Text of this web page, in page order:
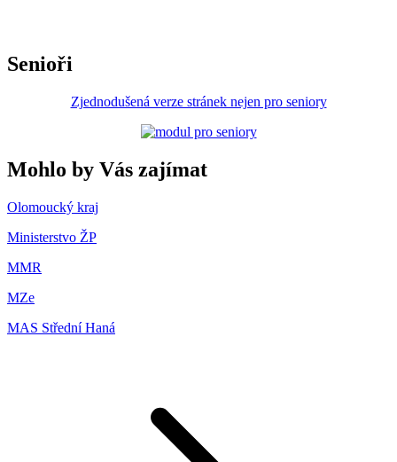
Senioři
Zjednodušená verze stránek nejen pro seniory
Mohlo by Vás zajímat
Olomoucký kraj
Ministerstvo ŽP
MMR
MZe
MAS Střední Haná